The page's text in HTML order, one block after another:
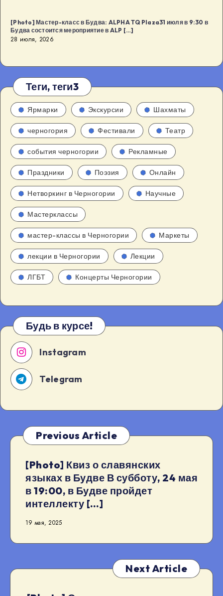
[Photo] Мастер-класс в Будва: ALPHA TQ Plaza31 июля в 9:30 в
Будва состоится мероприятие в ALP […]
28 июля, 2026
Теги, теги3
Ярмарки Экскурсии Шахматы
черногория Фестивали Театр
события черногории Рекламные
Праздники Поэзия Онлайн
Нетворкинг в Черногории Научные
Мастерклассы
мастер-классы в Черногории Маркеты
лекции в Черногории Лекции
ЛГБТ Концерты Черногории
Будь в курсе!
Instagram
Telegram
Previous Article
[Photo] Квиз о славянских
языках в Будве В субботу, 24 мая
в 19:00, в Будве пройдет
интеллекту […]
19 мая, 2025
Next Article